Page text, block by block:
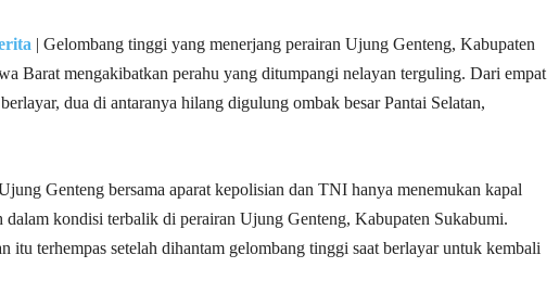
| Gelombang tinggi yang menerjang perairan Ujung Genteng, Kabupaten
Barat mengakibatkan perahu yang ditumpangi nelayan terguling. Dari empat
dua di antaranya hilang digulung ombak besar Pantai Selatan,
Genteng bersama aparat kepolisian dan TNI hanya menemukan kapal
dalam kondisi terbalik di perairan Ujung Genteng, Kabupaten Sukabumi.
itu terhempas setelah dihantam gelombang tinggi saat berlayar untuk kembali